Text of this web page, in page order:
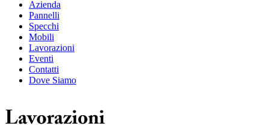
Azienda
Pannelli
Specchi
Mobili
Lavorazioni
Eventi
Contatti
Dove Siamo